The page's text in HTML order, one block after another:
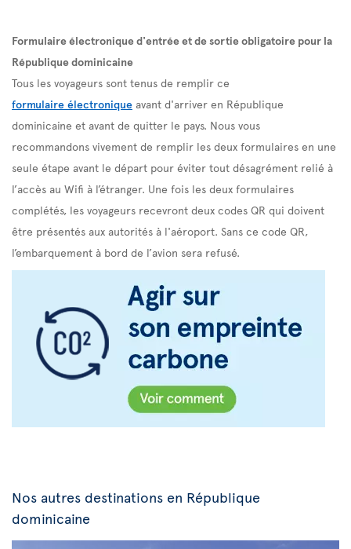
Formulaire électronique d'entrée et de sortie obligatoire pour la
République dominicaine
Tous les voyageurs sont tenus de remplir ce
formulaire électronique avant d'arriver en République
dominicaine et avant de quitter le pays. Nous vous
recommandons vivement de remplir les deux formulaires en une
seule étape avant le départ pour éviter tout désagrément relié à
l’accès au Wifi à l’étranger. Une fois les deux formulaires
complétés, les voyageurs recevront deux codes QR qui doivent
être présentés aux autorités à l'aéroport. Sans ce code QR,
l’embarquement à bord de l’avion sera refusé.
Nos autres destinations en République
dominicaine